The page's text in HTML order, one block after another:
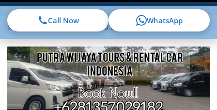
SEWA ELF LUMAJANG TERBARU 2026
Call Now WhatsApp